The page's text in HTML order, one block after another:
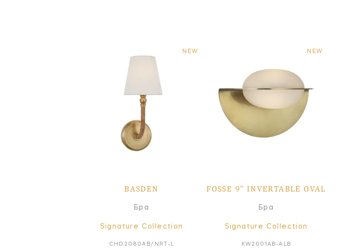
NEW
BASDEN
Бра
Signature Collection
CHD2080AB/NRT-L
NEW
FOSSE 9" INVERTABLE OVAL
Бра
Signature Collection
KW2001AB-ALB